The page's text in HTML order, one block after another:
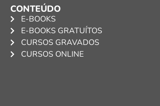
CONTEÚDO
E-BOOKS
E-BOOKS GRATUÍTOS
CURSOS GRAVADOS
CURSOS ONLINE